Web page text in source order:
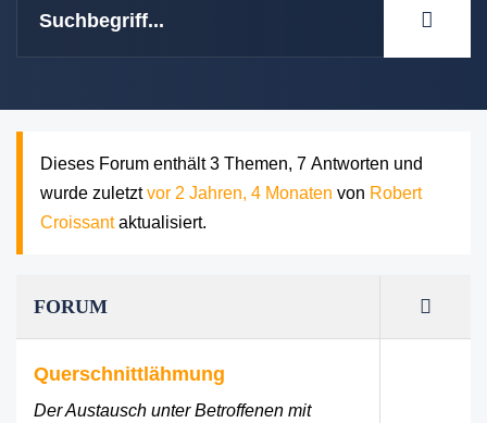
Dieses Forum enthält 3 Themen, 7 Antworten und
wurde zuletztvor 2 Jahren, 4 Monaten von Robert
Croissantaktualisiert.
FORUM
Querschnittlähmung
Der Austausch unter Betroffenen mit